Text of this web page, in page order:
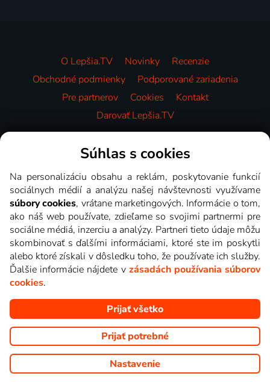
O Lepšia.TV Novinky
Recenzie
Obchodné podmienky
Podporované zariadenia
Pre partnerov
Cookies
Kontakt
Darovať Lepšia.TV
Videotéka
Copyright © goNET s.r.o. Na tomto webe sú zobrazované obrázky
z relácií TV staníc, ktoré môžete sledovať v Lepšia.TV.
Súhlas s cookies
Na personalizáciu obsahu a reklám, poskytovanie funkcií
sociálnych médií a analýzu našej návštevnosti využívame
súbory cookies, vrátane marketingových. Informácie o tom,
ako náš web používate, zdieľame so svojimi partnermi pre
sociálne médiá, inzerciu a analýzy. Partneri tieto údaje môžu
skombinovať s ďalšími informáciami, ktoré ste im poskytli
alebo ktoré získali v dôsledku toho, že používate ich služby.
Ďalšie informácie nájdete v zásadách používania súborov
cookies.
Prijať všetko
Prijať potrebné
Nastavenie